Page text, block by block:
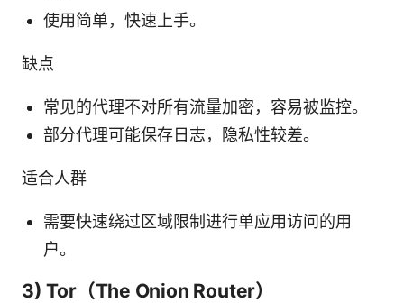
使用简单，快速上手。
缺点
常见的代理不对所有流量加密，容易被监控。
部分代理可能保存日志，隐私性较差。
适合人群
需要快速绕过区域限制进行单应用访问的用
户。
3) Tor（The Onion Router）